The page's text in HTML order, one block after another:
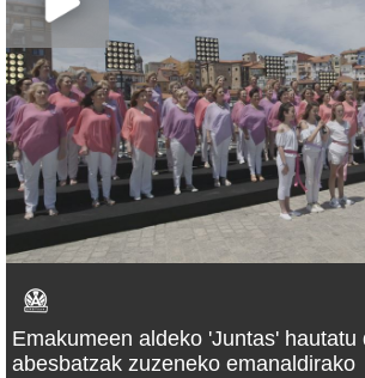
Emakumeen aldeko 'Juntas' hautatu
abesbatzak zuzeneko emanaldirako